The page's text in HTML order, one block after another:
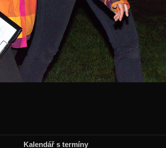
Kalendář s termíny